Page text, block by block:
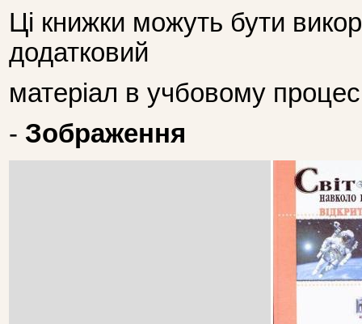
Ці книжки можуть бути
додатковий
матеріал в учбовому
- Зображення